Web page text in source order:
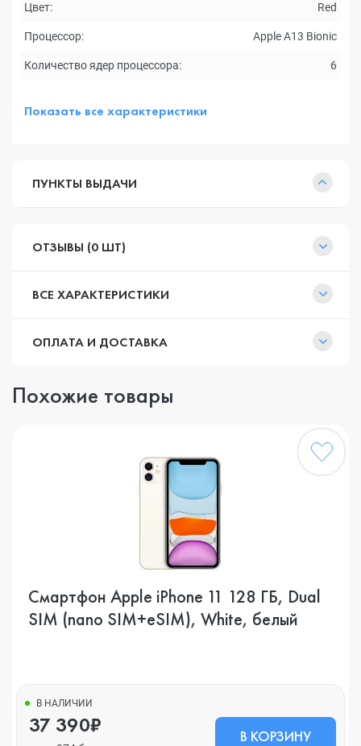
Цвет: Red
Процессор: Apple A13 Bionic
Количество ядер процессора: 6
Показать все характеристики
ПУНКТЫ ВЫДАЧИ
ОТЗЫВЫ (0 ШТ)
ВСЕ ХАРАКТЕРИСТИКИ
ОПЛАТА И ДОСТАВКА
Похожие товары
Смартфон Apple iPhone 11 128 ГБ, Dual
SIM (nano SIM+eSIM), White, белый
В НАЛИЧИИ
37 390₽ В КОРЗИНУ